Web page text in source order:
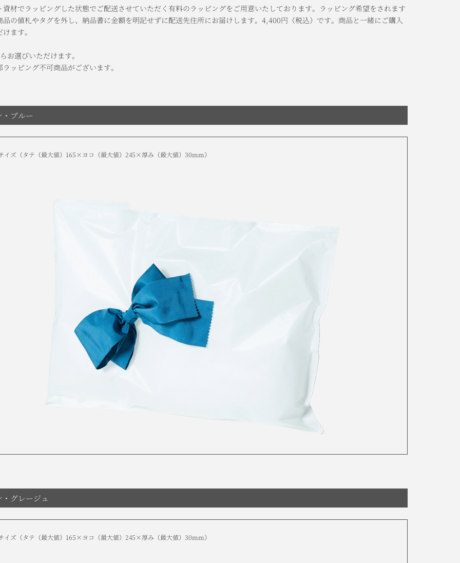
資材でラッピングした状態でご配送させていただく有料のラッピングをご用意いたしております。ラッピング希望をされます
品の値札やタグを外し、納品書に金額を明記せずに配送先住所にお届けします。 4,400円 （税込） です。商品と一緒にご購入
ます。
お選びいただけます。
ッピング不可商品がございます。
ブルー
イズ （タテ（最大値）165×ヨコ（最大値）245×厚み（最大値）30mm）
・グレージュ
イズ （タテ（最大値）165×ヨコ（最大値）245×厚み（最大値）30mm）